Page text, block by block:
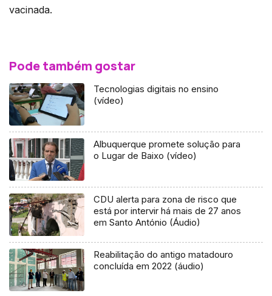
vacinada.
Pode também gostar
Tecnologias digitais no ensino
(vídeo)
Albuquerque promete solução para
o Lugar de Baixo (vídeo)
CDU alerta para zona de risco que
está por intervir há mais de 27 anos
em Santo António (Áudio)
Reabilitação do antigo matadouro
concluída em 2022 (áudio)